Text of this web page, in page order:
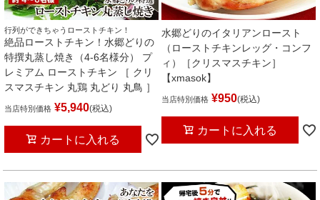
行列ができちゃうローストチキン！
絶品ローストチキン！水郷どりの
特撰丸蒸し焼き（4-6名様分） プ
レミアム ローストチキン ［ クリ
スマスチキン 丸鶏 丸どり 丸鳥 ］
当店特別価格 ¥5,940 税込
カートに入れる
水郷どりのイタリアンロースト
（ローストチキンレッグ・コンフ
ィ）［クリスマスチキン］
【xmasok】
当店特別価格 ¥950 税込
カートに入れる